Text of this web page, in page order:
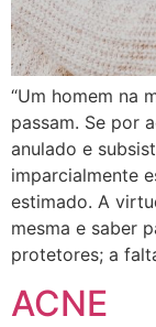
“Um homem na
passam. Se por
anulado e
imparcialmente
estimado. A
mesma e saber
protetores; a
ACNE